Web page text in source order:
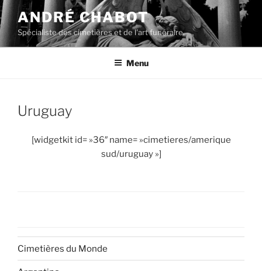
Aller
au
contenu
principal
ANDRÉ CHABOT
Spécialiste des cimetières et de l'art funéraire.
Menu
Uruguay
[widgetkit id= »36″ name= »cimetieres/amerique
sud/uruguay »]
Cimetières du Monde